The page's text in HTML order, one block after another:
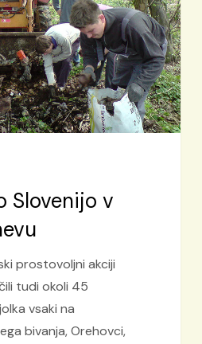
Slovenijo v
prostovoljni akciji
tudi okoli 45
vsaki na
bivanja, Orehovci,